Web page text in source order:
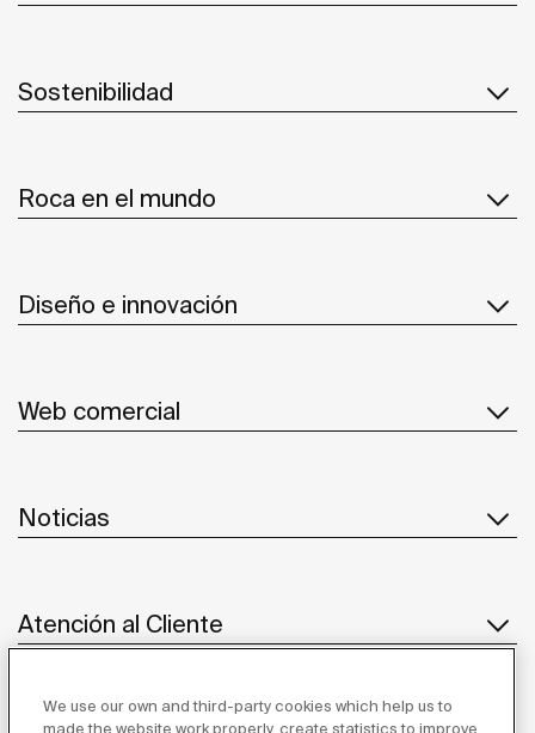
Sostenibilidad
Roca en el mundo
Diseño e innovación
Web comercial
Noticias
Atención al Cliente
We use our own and third-party cookies which help us to
made the website work properly, create statistics to improve